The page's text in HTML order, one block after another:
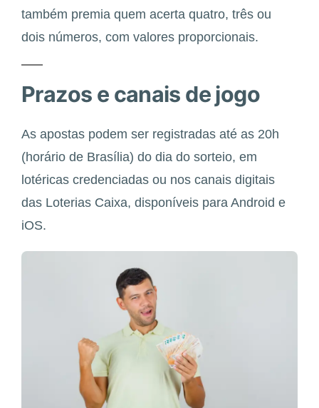
também premia quem acerta quatro, três ou
dois números, com valores proporcionais.
Prazos e canais de jogo
As apostas podem ser registradas até as 20h
(horário de Brasília) do dia do sorteio, em
lotéricas credenciadas ou nos canais digitais
das Loterias Caixa, disponíveis para Android e
iOS.